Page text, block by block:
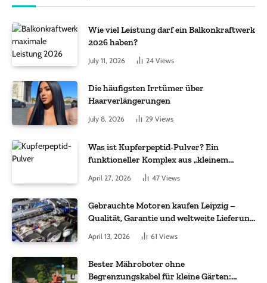
Wie viel Leistung darf ein Balkonkraftwerk
2026 haben?
July 11, 2026 24 Views
Die häufigsten Irrtümer über
Haarverlängerungen
July 8, 2026 29 Views
Was ist Kupferpeptid-Pulver? Ein
funktioneller Komplex aus „kleinem
Molekül + Metall“
April 27, 2026 47 Views
Gebrauchte Motoren kaufen Leipzig –
Qualität, Garantie und weltweite Lieferung
April 13, 2026 61 Views
Bester Mähroboter ohne
Begrenzungskabel für kleine Gärten: